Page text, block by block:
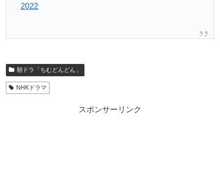
2022
朝ドラ「ちむどんどん」
NHKドラマ
スポンサーリンク